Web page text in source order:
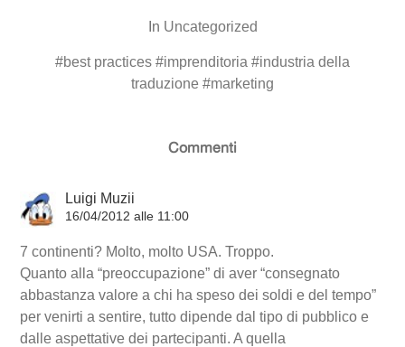
In Uncategorized
#best practices #imprenditoria #industria della
traduzione #marketing
Commenti
Luigi Muzii
16/04/2012 alle 11:00
7 continenti? Molto, molto USA. Troppo.
Quanto alla “preoccupazione” di aver “consegnato
abbastanza valore a chi ha speso dei soldi e del tempo”
per venirti a sentire, tutto dipende dal tipo di pubblico e
dalle aspettative dei partecipanti. A quella